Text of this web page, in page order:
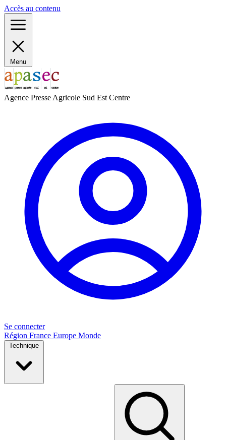
Accès au contenu
Menu
Agence Presse Agricole Sud Est Centre
Se connecter
Région France Europe Monde
Technique
Panneau de gestion des cookies